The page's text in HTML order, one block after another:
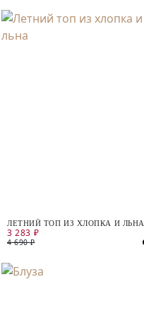
ЛЕТНИЙ ТОП ИЗ ХЛОПКА И ЛЬНА
3 283 ₽
4 690 ₽